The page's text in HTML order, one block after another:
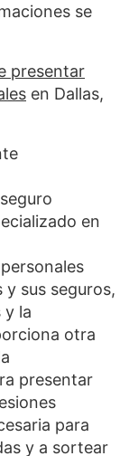
se
presentar
en Dallas,
en
sus seguros,
y la
otra
presentar
para
y a sortear